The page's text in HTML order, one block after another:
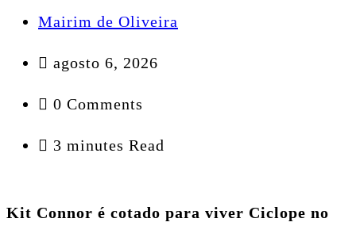
Mairim de Oliveira
agosto 6, 2026
0 Comments
3 minutes Read
Kit Connor é cotado para viver Ciclope no